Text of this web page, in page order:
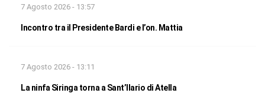
7 Agosto 2026 - 13:57
Incontro tra il Presidente Bardi e l’on. Mattia
7 Agosto 2026 - 13:11
La ninfa Siringa torna a Sant’Ilario di Atella